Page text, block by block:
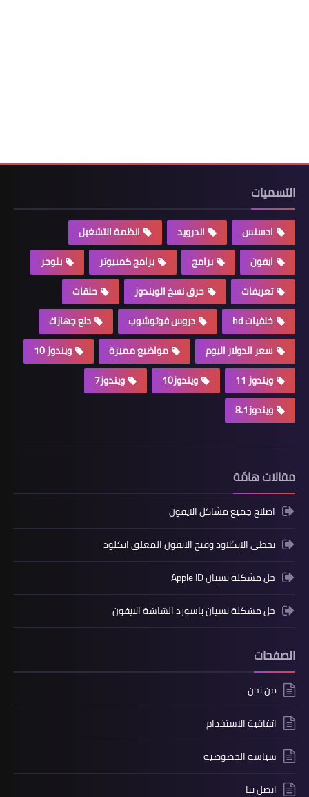
التسميات
ادسنس اندرويد
انظمة التشغيل
ايفون
برامج برامج كمبيوتر
بلوجر
تعريفات
حرق نسخ الويندوز
حلقات
خلفيات hd
دروس فوتوشوب
دلع جهازك
سعر الدولار اليوم
مواضيع مميزة
ويندوز 10
ويندوز 11
ويندوز10
ويندوز7
ويندوز8.1
مقالات هامّة
اصلاح جميع مشاكل الايفون
تخطي الايكلاود وفتح الايفون المغلق ايكلود
حل مشكلة نسيان Apple ID
حل مشكلة نسيان باسورد الشاشة الايفون
الصفحات
من نحن
اتفاقية الاستخدام
سياسة الخصوصية
اتصل بنا